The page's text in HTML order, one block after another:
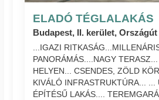
ELADÓ TÉGLALAKÁS
Budapest, II. kerület, Országút
...IGAZI
PANORÁMÁS....NAGY
HELYEN... CSENDES, ZÖLD
KIVÁLÓ INFRASTRUKTÚRA... ...
ÉPÍTÉSŰ LAKÁS....